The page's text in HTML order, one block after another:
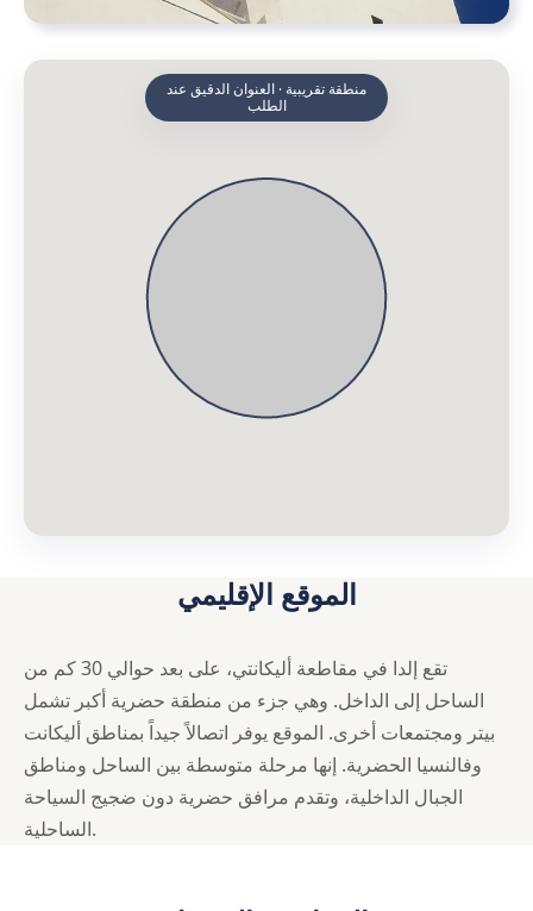
منطقة تقريبية · العنوان الدقيق عند
الطلب
الموقع الإقليمي
تقع إلدا في مقاطعة أليكانتي، على بعد حوالي 30 كم من
الساحل إلى الداخل. وهي جزء من منطقة حضرية أكبر تشمل
بيتر ومجتمعات أخرى. الموقع يوفر اتصالاً جيداً بمناطق أليكانت
وفالنسيا الحضرية. إنها مرحلة متوسطة بين الساحل ومناطق
الجبال الداخلية، وتقدم مرافق حضرية دون ضجيج السياحة
الساحلية.